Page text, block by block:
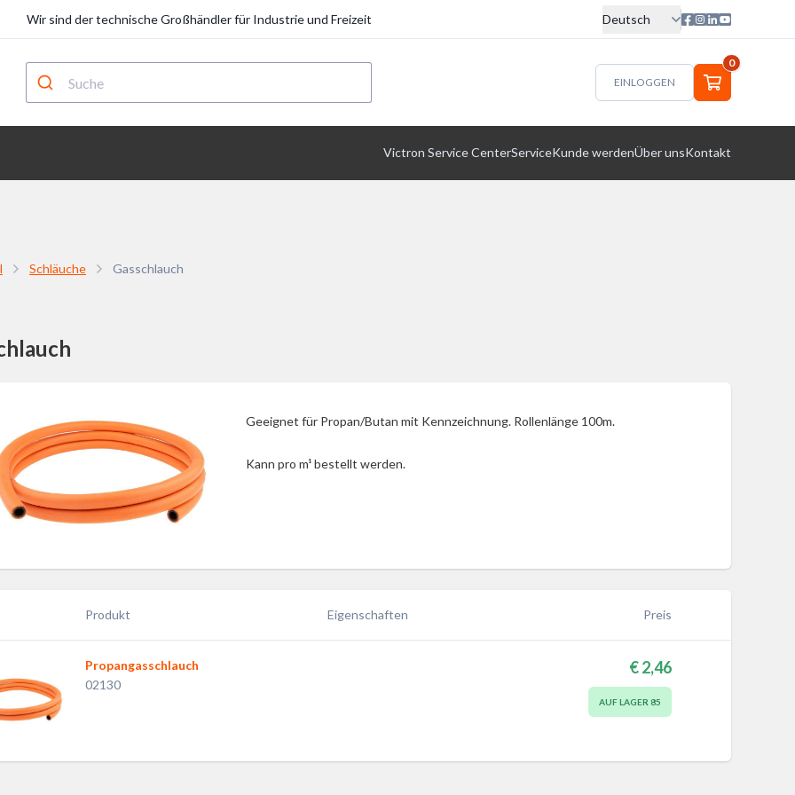
Wir sind der technische Großhändler für Industrie und Freizeit Deutsch
EINLOGGEN
0
Victron Service CenterServiceKunde werdenÜber unsKontakt
Schläuche Gasschlauch
Geeignet für Propan/Butan mit Kennzeichnung. Rollenlänge 100m.
Kann pro m¹ bestellt werden.
Produkt Eigenschaften Preis
Propangasschlauch
02130
€ 2,46
AUF LAGER 85